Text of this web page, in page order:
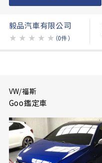
毅品汽車有限公司
★ ★ ★ ★ ★ （0件）
VW/福斯
Goo鑑定車